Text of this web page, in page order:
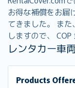
お得な補償をお届
てきました。 ま
しますので、
レンタカー車
Products